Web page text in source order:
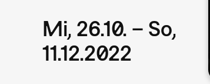
Mi, 26.10. – So,
11.12.2022